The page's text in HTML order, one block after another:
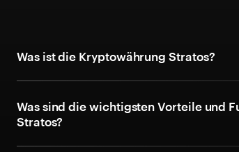
Was ist die Kryptowährung Stratos?
Was sind die wichtigsten Vorteile und
Stratos?